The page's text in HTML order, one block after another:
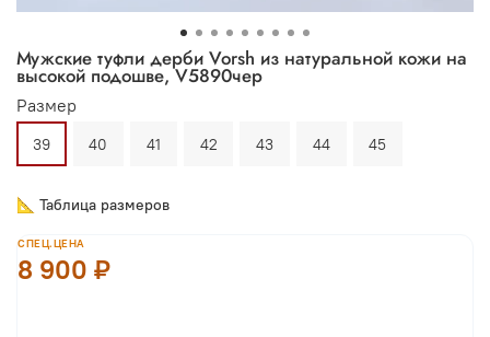
Мужские туфли дерби Vorsh из натуральной кожи на
высокой подошве, V5890чер
Размер
39 40 41 42 43 44 45
📐 Таблица размеров
СПЕЦ.ЦЕНА
8 900 ₽